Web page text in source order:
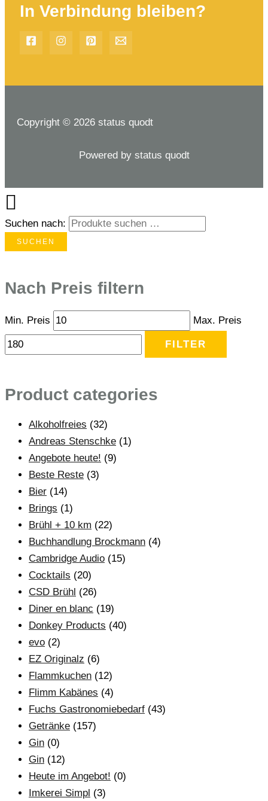
In Verbindung bleiben?
Copyright © 2026 status quodt
Powered by status quodt
Suchen nach:
SUCHEN
Nach Preis filtern
Min. Preis Max. Preis
FILTER
Product categories
Alkoholfreies (32)
Andreas Stenschke (1)
Angebote heute! (9)
Beste Reste (3)
Bier (14)
Brings (1)
Brühl + 10 km (22)
Buchhandlung Brockmann (4)
Cambridge Audio (15)
Cocktails (20)
CSD Brühl (26)
Diner en blanc (19)
Donkey Products (40)
evo (2)
EZ Originalz (6)
Flammkuchen (12)
Flimm Kabänes (4)
Fuchs Gastronomiebedarf (43)
Getränke (157)
Gin (0)
Gin (12)
Heute im Angebot! (0)
Imkerei Simpl (3)